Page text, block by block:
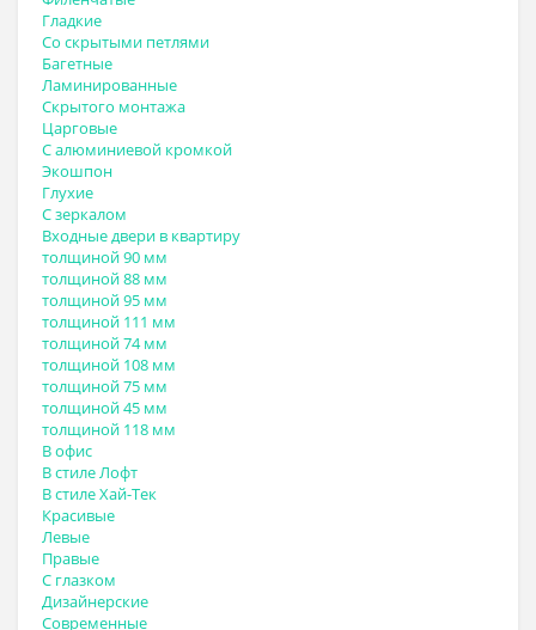
Гладкие
Со скрытыми петлями
Багетные
Ламинированные
Скрытого монтажа
Царговые
С алюминиевой кромкой
Экошпон
Глухие
С зеркалом
Входные двери в квартиру
толщиной 90 мм
толщиной 88 мм
толщиной 95 мм
толщиной 111 мм
толщиной 74 мм
толщиной 108 мм
толщиной 75 мм
толщиной 45 мм
толщиной 118 мм
В офис
В стиле Лофт
В стиле Хай-Тек
Красивые
Левые
Правые
С глазком
Дизайнерские
Современные